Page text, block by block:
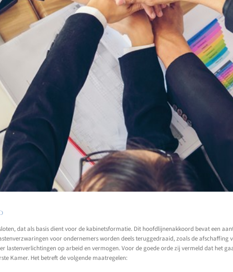
dat als basis dient voor de kabinetsformatie. Dit hoofdlijnenakkoord bevat een
voor ondernemers worden deels teruggedraaid, zoals de
lastenverlichtingen op arbeid en vermogen. Voor de goede orde zij vermeld dat het
Kamer. Het betreft de volgende maatregelen: